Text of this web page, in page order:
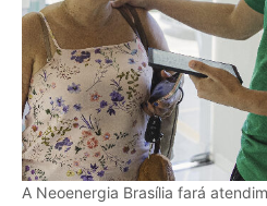
A Neoenergia Brasília fará